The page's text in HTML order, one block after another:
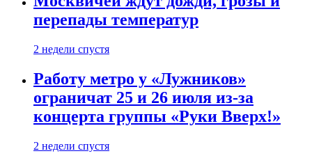
перепады температур
2 недели спустя
Работу метро у «Лужников»
ограничат 25 и 26 июля из-за
концерта группы «Руки Вверх!»
2 недели спустя